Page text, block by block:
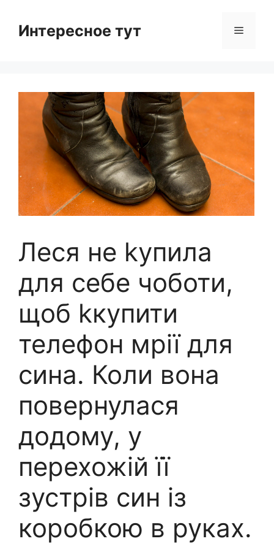
contentИнтересное тут Menu
Леся не kупила
для себе чоботи,
щоб kкупити
телефон мрії для
сина. Коли вона
повернулася
додому, у
перехожій її
зустрів син із
коробкою в руках.